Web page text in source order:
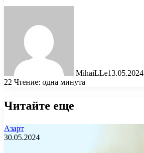
MihaiLLe13.05.2024
22 Чтение: одна минута
Читайте еще
Азарт
30.05.2024